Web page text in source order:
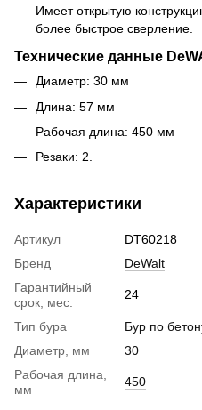
Имеет открытую
более быстрое сверление.
Технические данные
Диаметр: 30 мм
Длина: 57 мм
Рабочая длина: 450 мм
Резаки: 2.
Характеристики
Артикул
DT60218
Бренд
DeWalt
Гарантийный
срок, мес.
24
Тип бура
Бур по
Диаметр, мм
30
Рабочая длина,
мм
450